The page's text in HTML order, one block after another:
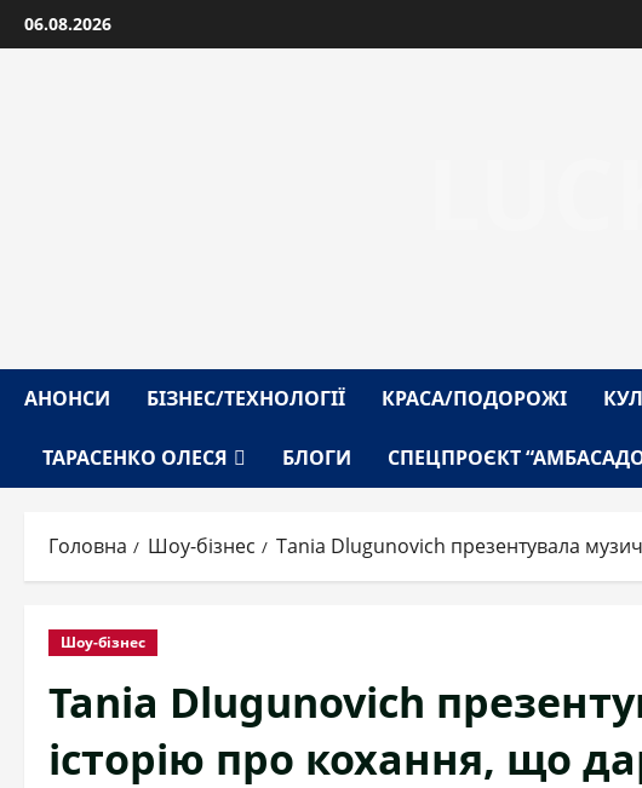
Перейти
до
06.08.2026
АНОНСИ БІЗНЕС/ТЕХНОЛОГІЇ КРАСА/ПОДОРОЖІ
ТАРАСЕНКО ОЛЕСЯ БЛОГИ СПЕЦПРОЄКТ
Головна Шоу-бізнес Tania Dlugunovich презентувала
Шоу-бізнес
Tania Dlugunovich
історію про кохання, що